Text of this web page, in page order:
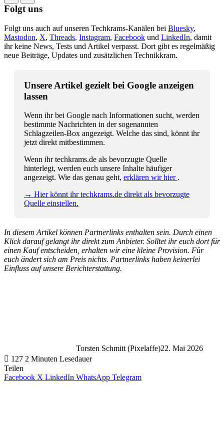
Folgt uns
Folgt uns auch auf unseren Techkrams-Kanälen bei Bluesky,
Mastodon, X, Threads, Instagram, Facebook und LinkedIn, damit
ihr keine News, Tests und Artikel verpasst. Dort gibt es regelmäßig
neue Beiträge, Updates und zusätzlichen Technikkram.
Unsere Artikel gezielt bei Google anzeigen
lassen
Wenn ihr bei Google nach Informationen sucht, werden
bestimmte Nachrichten in der sogenannten
Schlagzeilen-Box angezeigt. Welche das sind, könnt ihr
jetzt direkt mitbestimmen.
Wenn ihr techkrams.de als bevorzugte Quelle
hinterlegt, werden euch unsere Inhalte häufiger
angezeigt. Wie das genau geht, erklären wir hier .
→ Hier könnt ihr techkrams.de direkt als bevorzugte
Quelle einstellen.
In diesem Artikel können Partnerlinks enthalten sein. Durch einen
Klick darauf gelangt ihr direkt zum Anbieter. Solltet ihr euch dort für
einen Kauf entscheiden, erhalten wir eine kleine Provision. Für
euch ändert sich am Preis nichts. Partnerlinks haben keinerlei
Einfluss auf unsere Berichterstattung.
Torsten Schmitt (Pixelaffe)22. Mai 2026
127 2 Minuten Lesedauer
Teilen
Facebook X LinkedIn WhatsApp Telegram